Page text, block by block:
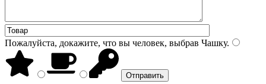
Пожалуйста, докажите, что вы человек, выбрав Чашку.